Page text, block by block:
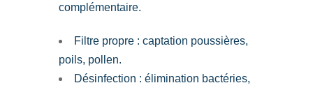
complémentaire.
Filtre propre : captation poussières,
poils, pollen.
Désinfection : élimination bactéries,